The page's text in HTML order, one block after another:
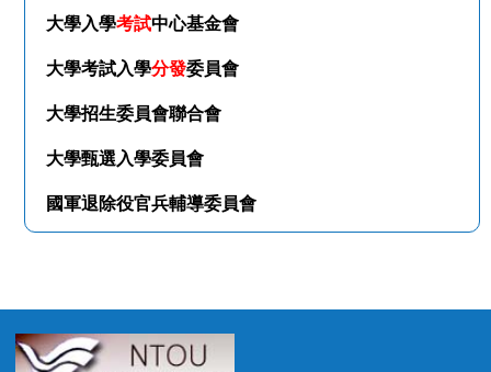
大學入學考試中心基金會
大學考試入學分發委員會
大學招生委員會聯合會
大學甄選入學委員會
國軍退除役官兵輔導委員會